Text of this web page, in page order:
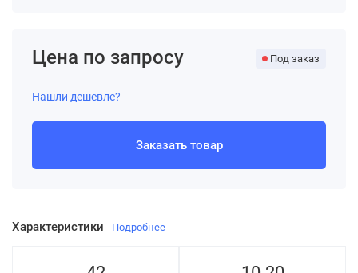
Характеристики Подробнее
Цена по запросу Под заказ
Нашли дешевле?
Заказать товар